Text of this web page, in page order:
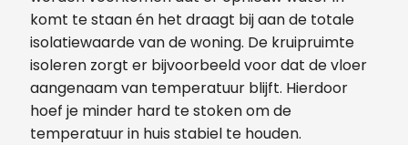
komt te staan én het draagt bij aan de totale
isolatiewaarde van de woning. De kruipruimte
isoleren zorgt er bijvoorbeeld voor dat de vloer
aangenaam van temperatuur blijft. Hierdoor
hoef je minder hard te stoken om de
temperatuur in huis stabiel te houden.